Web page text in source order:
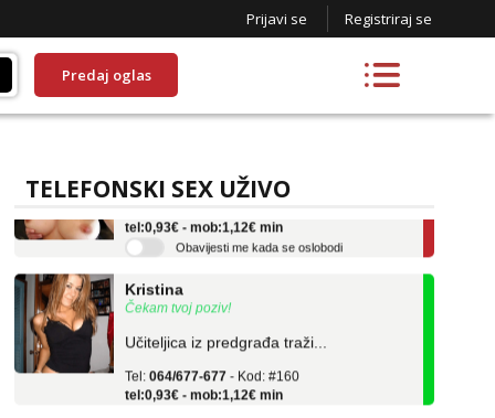
Prijavi se Registriraj se
Predaj oglas
TELEFONSKI SEX UŽIVO
Tel:064/677-677 - Kod: #69
Obavijesti me kada se oslobodi
Čekam tvoj poziv!
tel:0,93€ - mob:1,12€ min